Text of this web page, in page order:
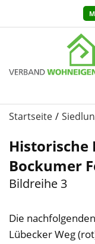
Startseite
Historische
Bockumer
Bildreihe 3
Die
Lübecker Weg